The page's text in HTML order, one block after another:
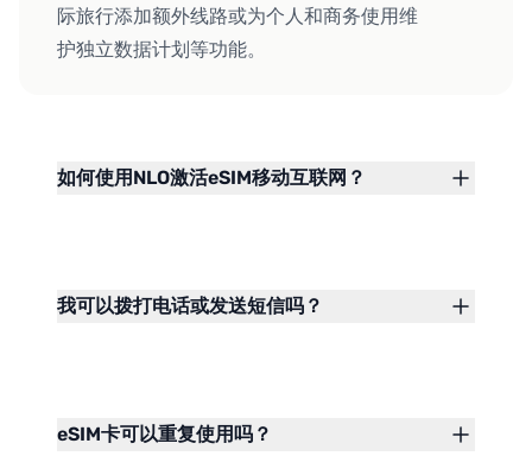
际旅行添加额外线路或为个人和商务使用维
护独立数据计划等功能。
如何使用NLO激活eSIM移动互联网？
我可以拨打电话或发送短信吗？
eSIM卡可以重复使用吗？